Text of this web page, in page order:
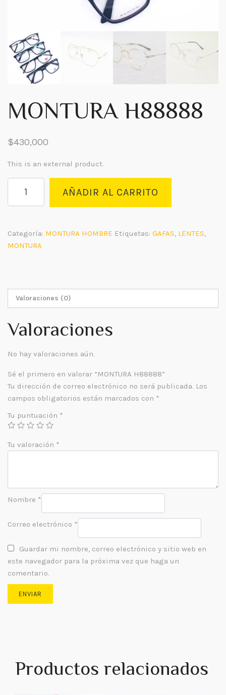
MONTURA H88888
$430,000
This is an external product.
H88888
cantidad
AÑADIR AL CARRITO
Categoría: MONTURA HOMBRE Etiquetas: GAFAS LENTES
MONTURA
Valoraciones (0)
Valoraciones
No hay valoraciones aún.
Sé el primero en valorar “MONTURA H88888”
Tu dirección de correo electrónico no será publicada. Los
campos obligatorios están marcados con *
Tu puntuación *
Tu valoración *
Nombre *
Correo electrónico *
Guardar mi nombre, correo electrónico y sitio web en
este navegador para la próxima vez que haga un
comentario.
Productos relacionados